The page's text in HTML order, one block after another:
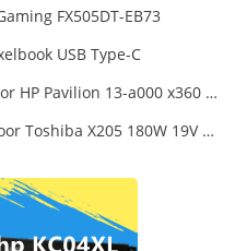
FX505DT-EB73
USB Type-C
HSTNN-DA40 740015-003 voor HP Pavilion 13-a000 x360 11-h000 x2 Series 19.5v 45w 2.31a Blue Charger+Cord
PA3546E-1AC3 Pa-1181-02 voor Toshiba X205 180W 19V 9.5A Laptop DC Charger Power Supply